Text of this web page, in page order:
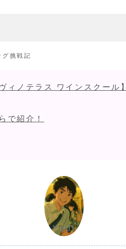
グ挑戦記
ィノテラス ワインスクール】
で紹介！
YUJI